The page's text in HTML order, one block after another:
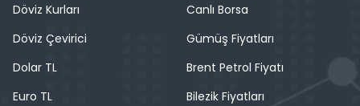
Döviz Kurları
Döviz Çevirici
Dolar TL
Euro TL
Canlı Borsa
Gümüş Fiyatları
Brent Petrol Fiyatı
Bilezik Fiyatları